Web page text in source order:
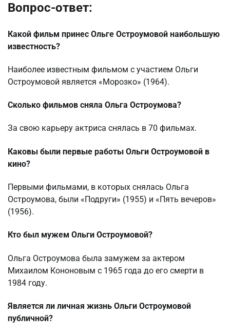
Вопрос-ответ:
Какой фильм принес Ольге Остроумовой наибольшую
известность?
Наиболее известным фильмом с участием Ольги
Остроумовой является «Морозко» (1964).
Сколько фильмов сняла Ольга Остроумова?
За свою карьеру актриса снялась в 70 фильмах.
Каковы были первые работы Ольги Остроумовой в
кино?
Первыми фильмами, в которых снялась Ольга
Остроумова, были «Подруги» (1955) и «Пять вечеров»
(1956).
Кто был мужем Ольги Остроумовой?
Ольга Остроумова была замужем за актером
Михаилом Кононовым с 1965 года до его смерти в
1984 году.
Является ли личная жизнь Ольги Остроумовой
публичной?